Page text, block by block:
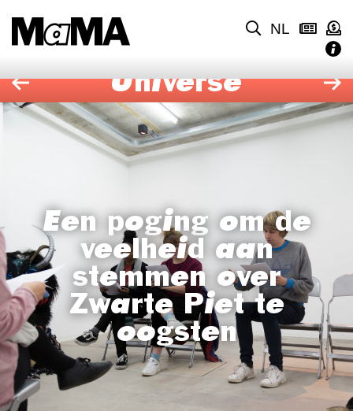
NL
Universe
Een poging om de
veelheid aan
stemmen over
Zwarte Piet te
oogsten